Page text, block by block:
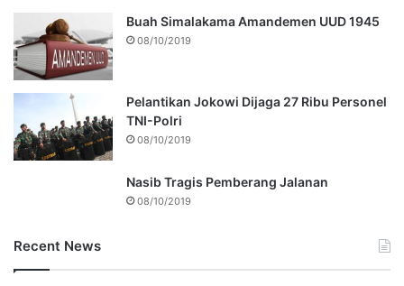
Buah Simalakama Amandemen UUD 1945
08/10/2019
Pelantikan Jokowi Dijaga 27 Ribu Personel
TNI-Polri
08/10/2019
Nasib Tragis Pemberang Jalanan
08/10/2019
Recent News